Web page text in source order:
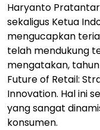
Haryanto
sekaligus Ketua
mengucapkan
telah mendukung
mengatakan,
Future of Retail:
Innovation. Hal ini
yang sangat
konsumen.